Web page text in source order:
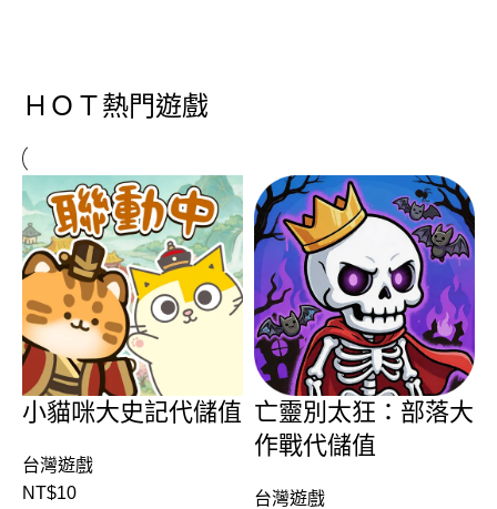
ＨＯＴ熱門遊戲
小貓咪大史記代儲值
台灣遊戲
NT$10
亡靈別太狂：部落大
作戰代儲值
台灣遊戲